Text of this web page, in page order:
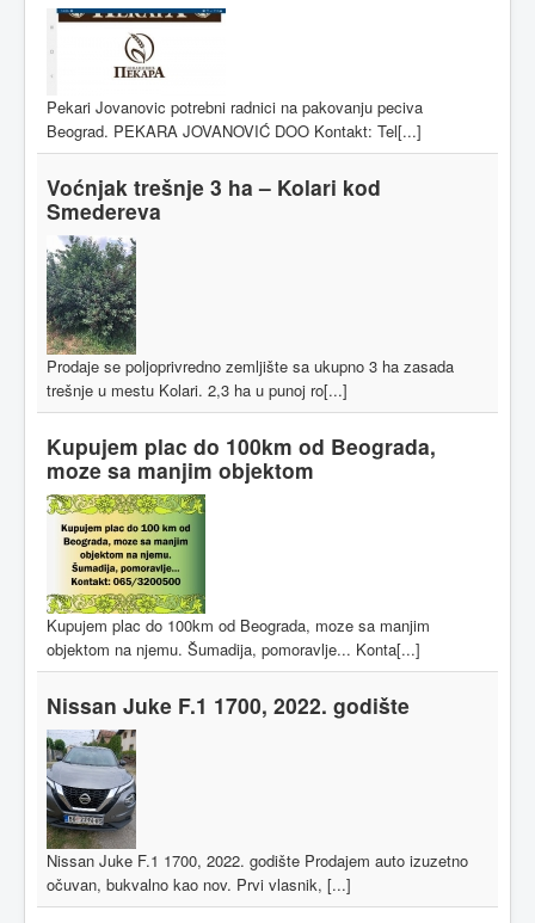
Pekari Jovanovic potrebni radnici na pakovanju peciva
Beograd. PEKARA JOVANOVIĆ DOO Kontakt: Tel[...]
Voćnjak trešnje 3 ha – Kolari kod
Smedereva
Prodaje se poljoprivredno zemljište sa ukupno 3 ha zasada
trešnje u mestu Kolari. 2,3 ha u punoj ro[...]
Kupujem plac do 100km od Beograda,
moze sa manjim objektom
Kupujem plac do 100km od Beograda, moze sa manjim
objektom na njemu. Šumadija, pomoravlje... Konta[...]
Nissan Juke F.1 1700, 2022. godište
Nissan Juke F.1 1700, 2022. godište Prodajem auto izuzetno
očuvan, bukvalno kao nov. Prvi vlasnik, [...]